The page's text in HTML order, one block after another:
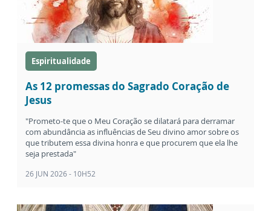
Espiritualidade
As 12 promessas do Sagrado Coração de
Jesus
"Prometo-te que o Meu Coração se dilatará para derramar
com abundância as influências de Seu divino amor sobre os
que tributem essa divina honra e que procurem que ela lhe
seja prestada"
26 JUN 2026 - 10H52